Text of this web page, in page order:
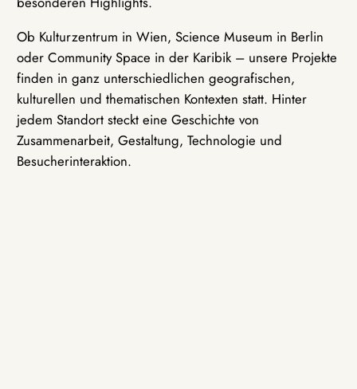
Ob Kulturzentrum in Wien, Science Museum in Berlin
oder Community Space in der Karibik – unsere Projekte
finden in ganz unterschiedlichen geografischen,
kulturellen und thematischen Kontexten statt. Hinter
jedem Standort steckt eine Geschichte von
Zusammenarbeit, Gestaltung, Technologie und
Besucherinteraktion.